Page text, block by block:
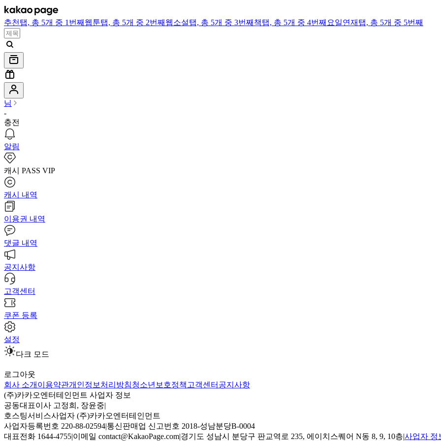
추천 탭, 총 5개 중 1번째 웹툰탭, 총 5개 중 2번째 웹소설탭, 총 5개 중 3번째 책탭, 총 5개 중 4번째 요일연재 탭, 총 5개 중 5번째
님
-
충전
알림
캐시 PASS VIP
캐시 내역
이용권 내역
댓글 내역
공지사항
고객센터
쿠폰 등록
설정
다크 모드
로그아웃
회사 소개 이용약관개인정보처리방침청소년보호정책 고객센터 공지사항
(주)카카오엔터테인먼트 사업자 정보
공동대표이사 고정희, 장윤중|
호스팅서비스사업자 (주)카카오엔터테인먼트
사업자등록번호 220-88-02594|통신판매업 신고번호 2018-성남분당B-0004
대표전화 1644-4755|이메일 contact@KakaoPage.com|경기도 성남시 분당구 판교역로 235, 에이치스퀘어 N동 8, 9, 10층|사업자 정